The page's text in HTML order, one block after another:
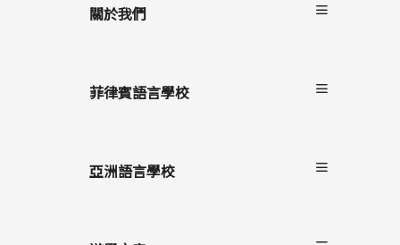
關於我們
服務流程
雙國遊學
菲律賓語言學校
碧瑤
克拉克
亞洲語言學校